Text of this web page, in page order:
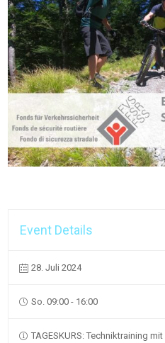
Event Details
28. Juli 2024
So. 09:00 - 16:00
TAGESKURS: Techniktraining